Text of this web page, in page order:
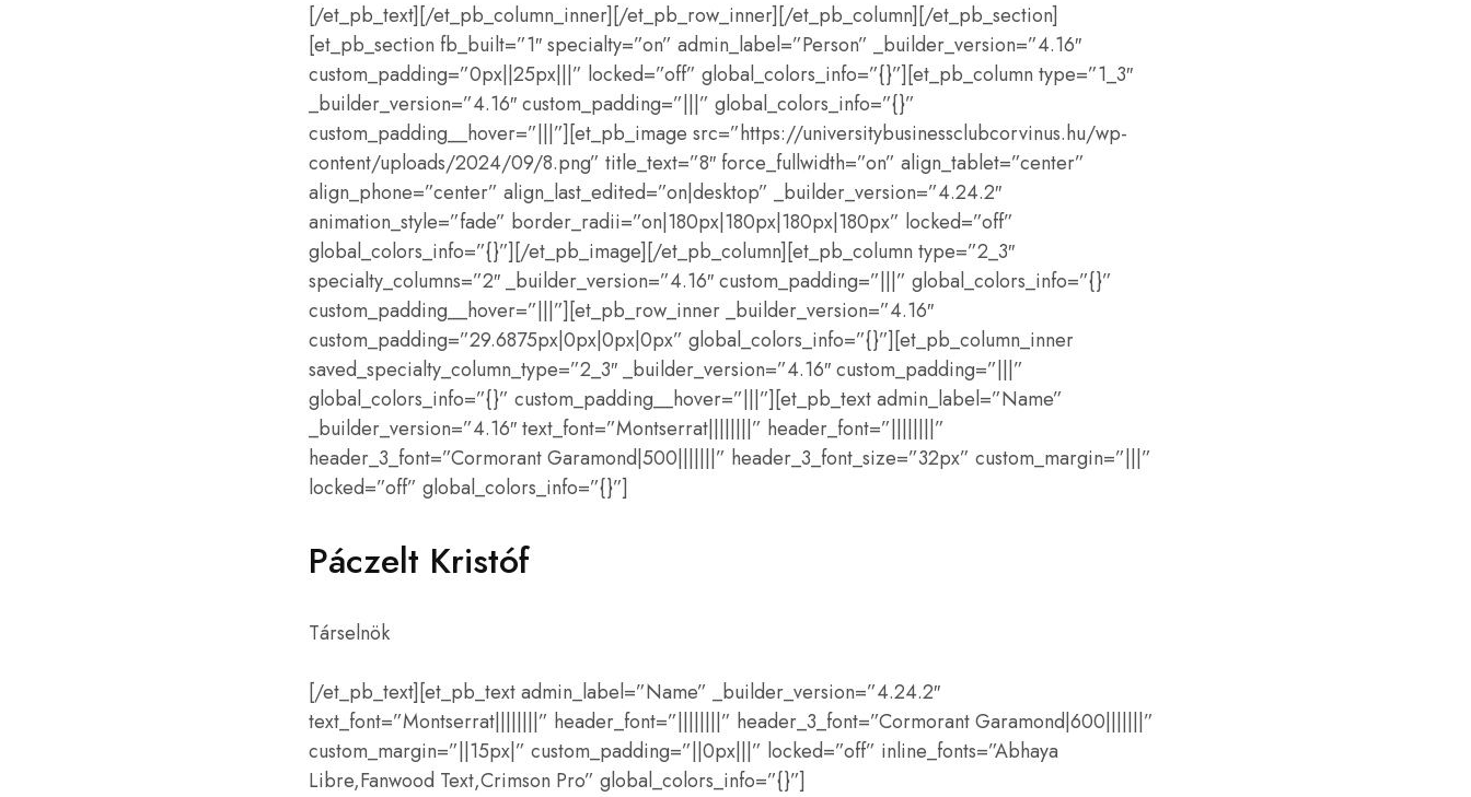
[/et_pb_text][/et_pb_column_inner][/et_pb_row_inner][/et_pb_column][/et_pb_section]
[et_pb_section fb_built=”1″ specialty=”on” admin_label=”Person” _builder_version=”4.16″
custom_padding=”0px||25px|||” locked=”off” global_colors_info=”{}”][et_pb_column type=”1_3″
_builder_version=”4.16″ custom_padding=”|||” global_colors_info=”{}”
custom_padding__hover=”|||”][et_pb_image src=”https://universitybusinessclubcorvinus.hu/wp-
content/uploads/2024/09/8.png” title_text=”8″ force_fullwidth=”on” align_tablet=”center”
align_phone=”center” align_last_edited=”on|desktop” _builder_version=”4.24.2″
animation_style=”fade” border_radii=”on|180px|180px|180px|180px” locked=”off”
global_colors_info=”{}”][/et_pb_image][/et_pb_column][et_pb_column type=”2_3″
specialty_columns=”2″ _builder_version=”4.16″ custom_padding=”|||” global_colors_info=”{}”
custom_padding__hover=”|||”][et_pb_row_inner _builder_version=”4.16″
custom_padding=”29.6875px|0px|0px|0px” global_colors_info=”{}”][et_pb_column_inner
saved_specialty_column_type=”2_3″ _builder_version=”4.16″ custom_padding=”|||”
global_colors_info=”{}” custom_padding__hover=”|||”][et_pb_text admin_label=”Name”
_builder_version=”4.16″ text_font=”Montserrat||||||||” header_font=”||||||||”
header_3_font=”Cormorant Garamond|500|||||||” header_3_font_size=”32px” custom_margin=”|||”
locked=”off” global_colors_info=”{}”]
Páczelt Kristóf
Társelnök
[/et_pb_text][et_pb_text admin_label=”Name” _builder_version=”4.24.2″
text_font=”Montserrat||||||||” header_font=”||||||||” header_3_font=”Cormorant Garamond|600|||||||”
custom_margin=”||15px|” custom_padding=”||0px|||” locked=”off” inline_fonts=”Abhaya
Libre,Fanwood Text,Crimson Pro” global_colors_info=”{}”]